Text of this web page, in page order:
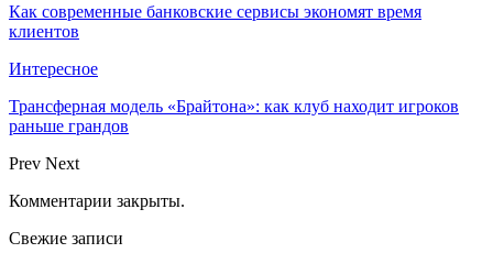
Как современные банковские сервисы экономят время
клиентов
Интересное
Трансферная модель «Брайтона»: как клуб находит игроков
раньше грандов
Prev Next
Комментарии закрыты.
Свежие записи